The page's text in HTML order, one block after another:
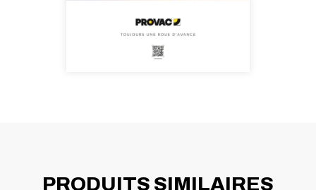
PRODUITS SIMILAIRES